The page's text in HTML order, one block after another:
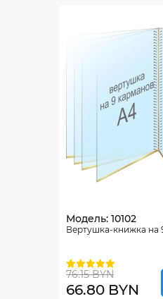
Модель: 10102
Вертушка-книжка на
76.15 BYN
66.80 BYN